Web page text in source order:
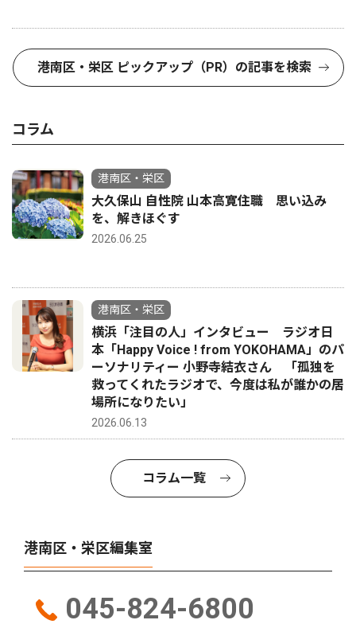
港南区・栄区 ピックアップ（PR）の記事を検索
コラム
港南区・栄区
大久保山 自性院 山本高寛住職 思い込み
を、解きほぐす
2026.06.25
港南区・栄区
横浜「注目の人」インタビュー ラジオ日
本「Happy Voice ! from YOKOHAMA」のパ
ーソナリティー 小野寺結衣さん 「孤独を
救ってくれたラジオで、今度は私が誰かの居
場所になりたい」
2026.06.13
コラム一覧
港南区・栄区編集室
045-824-6800